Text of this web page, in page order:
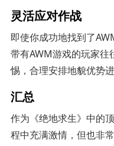
灵活应对作战
即使你成功地找到了
带有AWM游戏的玩家往
惕，合理安排地貌优势
汇总
作为《绝地求生》中的
程中充满激情，但也非